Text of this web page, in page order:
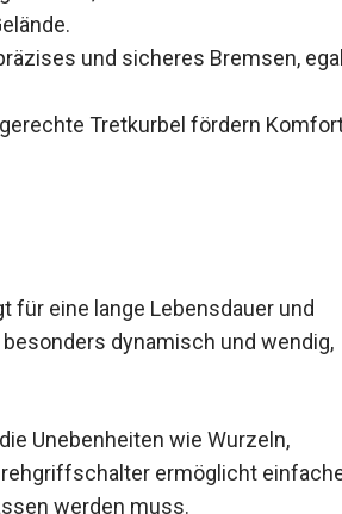
und sicheres Bremsen,
Tretkurbel fördern
für eine lange Lebensdauer und
dynamisch und wendig,
Unebenheiten wie Wurzeln,
ermöglicht
losgelassen werden muss.